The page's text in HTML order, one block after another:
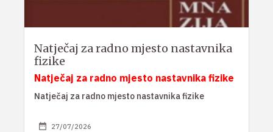
Natječaj za radno mjesto nastavnika
fizike
Natječaj za radno mjesto nastavnika fizike
Natječaj za radno mjesto nastavnika fizike
27/07/2026